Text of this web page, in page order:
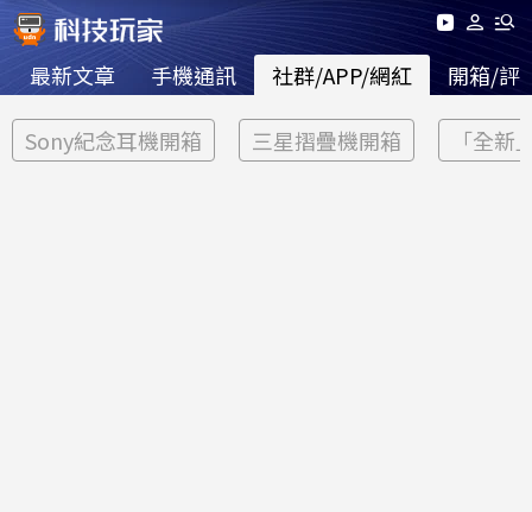
最新文章 手機通訊 社群/APP/網紅 開箱/評
Sony紀念耳機開箱 三星摺疊機開箱 「全新